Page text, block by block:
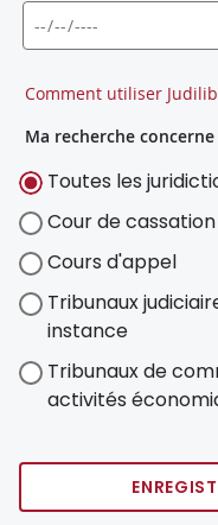
Comment utiliser
Ma recherche concerne
Toutes les
Cour de cassation
Cours d'appel
Tribunaux
instance
Tribunaux de
activités